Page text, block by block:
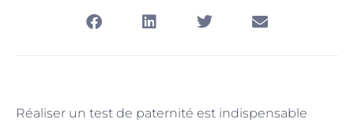
Réaliser un test de paternité est indispensable